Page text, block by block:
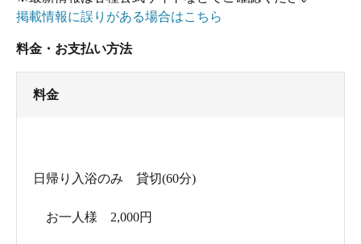
側に1人分のシャワーと蛇口があり、アメニティは
固形石鹸のみです。
中央に4人サイズの石組み浴槽があり、無色透明の
しょうか。泉温55.3℃を、43℃位で供給。PH8.5
で、肌がスベスベする浴感です。冷水と温泉の蛇
掲載情報に誤りがある場合はこちら
料金・お支払い方法
料金
日帰り入浴のみ 貸切(60分)
お一人様 2,000円